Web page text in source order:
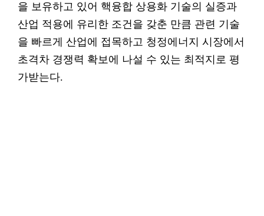
을 보유하고 있어 핵융합 상용화 기술의 실증과
산업 적용에 유리한 조건을 갖춘 만큼 관련 기술
을 빠르게 산업에 접목하고 청정에너지 시장에서
초격차 경쟁력 확보에 나설 수 있는 최적지로 평
가받는다.